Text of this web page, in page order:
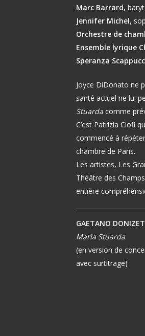
Marc Barrard,
Jennifer Michel,
Orchestre de
Ensemble lyrique
Speranza
Joyce DiDonato ne
santé actuel ne lui
Stuarda comme
C’est Patrizia Ciofi
commencé à
chambre de Paris.
Les artistes, Les
Théâtre des
entière
GAETANO
Maria Stuarda
(en version de
avec surtitrage)